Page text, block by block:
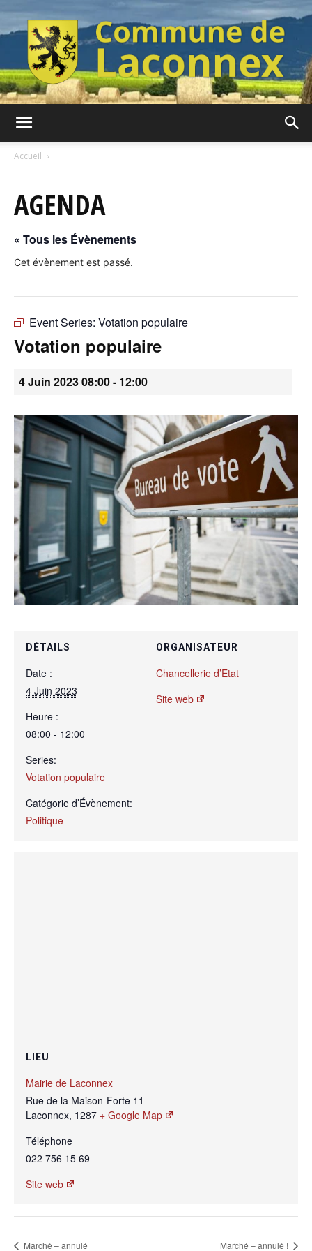
Laconnex
Canton
Genève
Accueil
AGENDA
« Tous les Évènements
Cet évènement est passé.
Event Series: Votation populaire
Votation populaire
4 Juin 2023 08:00- 12:00
DÉTAILS
Date :
4 Juin 2023
Heure :
08:00 - 12:00
Series:
Votation populaire
Catégorie d’Évènement:
Politique
ORGANISATEUR
Chancellerie d’Etat
Site web
LIEU
Mairie de Laconnex
Rue de la Maison-Forte 11
Laconnex, 1287 + Google Map
Téléphone
022 756 15 69
Site web
Marché – annulé Marché – annulé !